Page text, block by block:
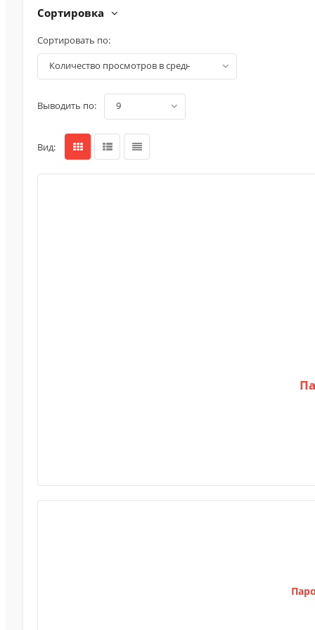
Сортировка
Сортировать по:
количество просмотров в среднем (по убыванию)
Выводить по: 9
Вид: